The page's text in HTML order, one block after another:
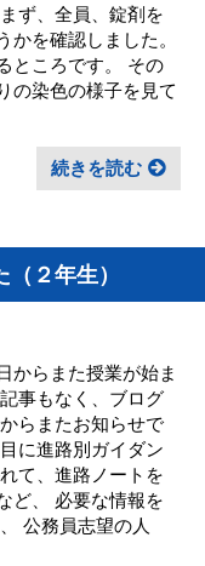
ず、全員、錠剤を
を確認しました。
ところです。 その
の染色の様子を見て
続きを読む
２年生）
からまた授業が始ま
事もなく、ブログ
らまたお知らせで
に進路別ガイダン
て、進路ノートを
ど、 必要な情報を
公務員志望の人